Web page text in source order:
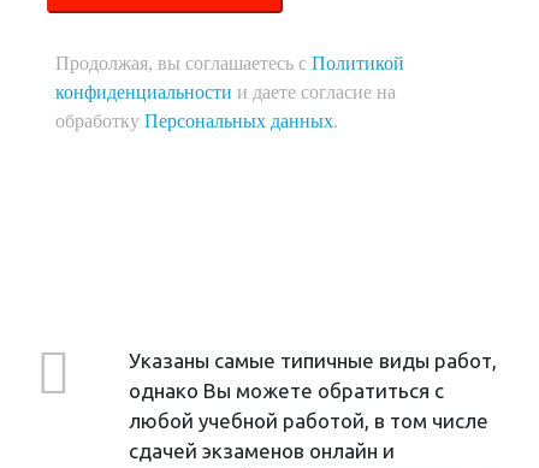
Продолжая, вы соглашаетесь с Политикой
конфиденциальности и даете согласие на
обработку Персональных данных.
Указаны самые типичные виды работ,
однако Вы можете обратиться с
любой учебной работой, в том числе
сдачей экзаменов онлайн и